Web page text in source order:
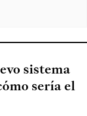
sistema
sería el